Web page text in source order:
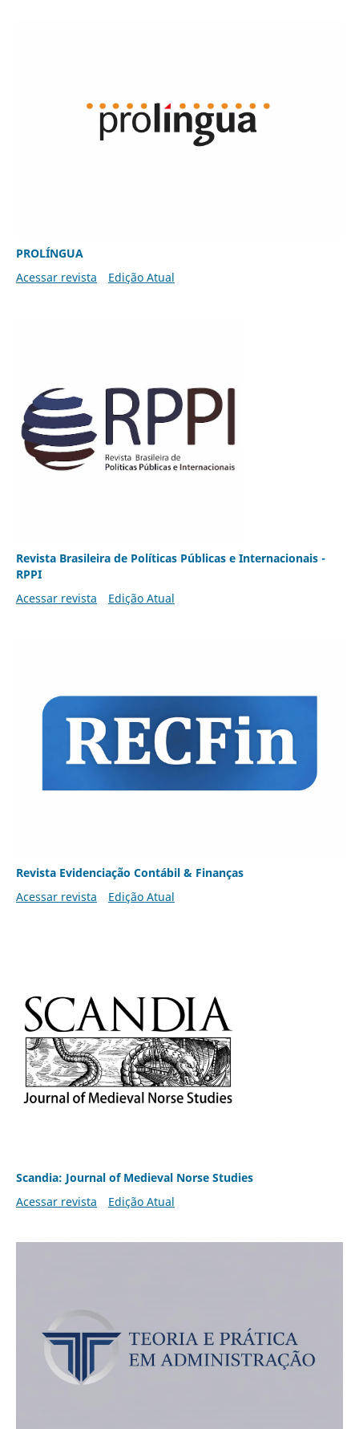
PROLÍNGUA
Acessar revista
Edição Atual
Revista Brasileira de Políticas Públicas e Internacionais -
RPPI
Acessar revista
Edição Atual
Revista Evidenciação Contábil & Finanças
Acessar revista
Edição Atual
Scandia: Journal of Medieval Norse Studies
Acessar revista
Edição Atual